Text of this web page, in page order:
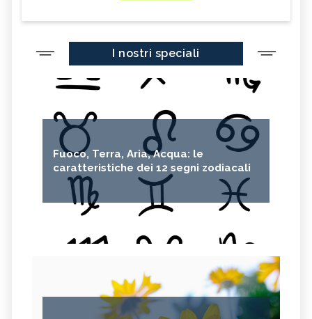
I nostri speciali
Fuoco, Terra, Aria, Acqua: le
caratteristiche dei 12 segni zodiacali